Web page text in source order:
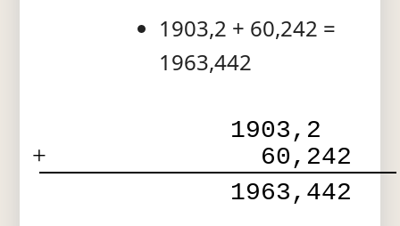
1903,2 + 60,242 =
1963,442
1903,2
+
  60,242
1963,442